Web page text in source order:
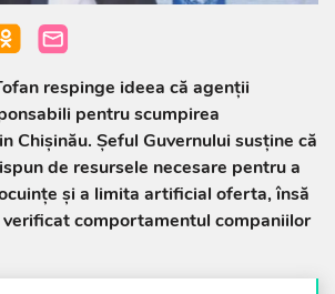
respinge ideea că agenții
pentru scumpirea
Chișinău. Șeful Guvernului susține că
de resursele necesare pentru a
și a limita artificial oferta, însă
comportamentul companiilor